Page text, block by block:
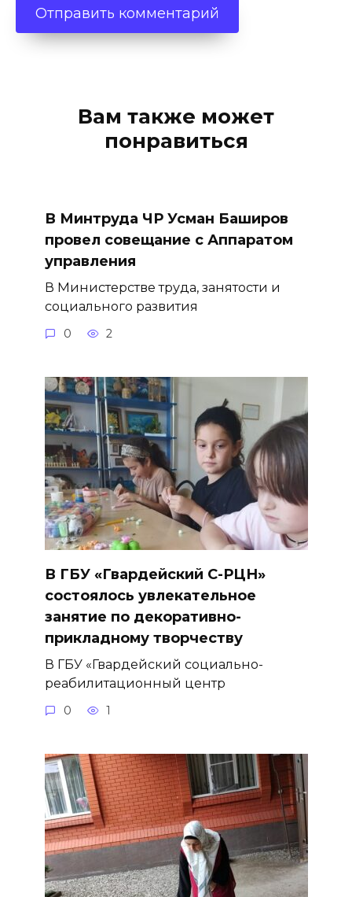
Вам также может
понравиться
В Минтруда ЧР Усман Баширов
провел совещание с Аппаратом
управления
В Министерстве труда, занятости и
социального развития
0 2
В ГБУ «Гвардейский С-РЦН»
состоялось увлекательное
занятие по декоративно-
прикладному творчеству
В ГБУ «Гвардейский социально-
реабилитационный центр
0 1